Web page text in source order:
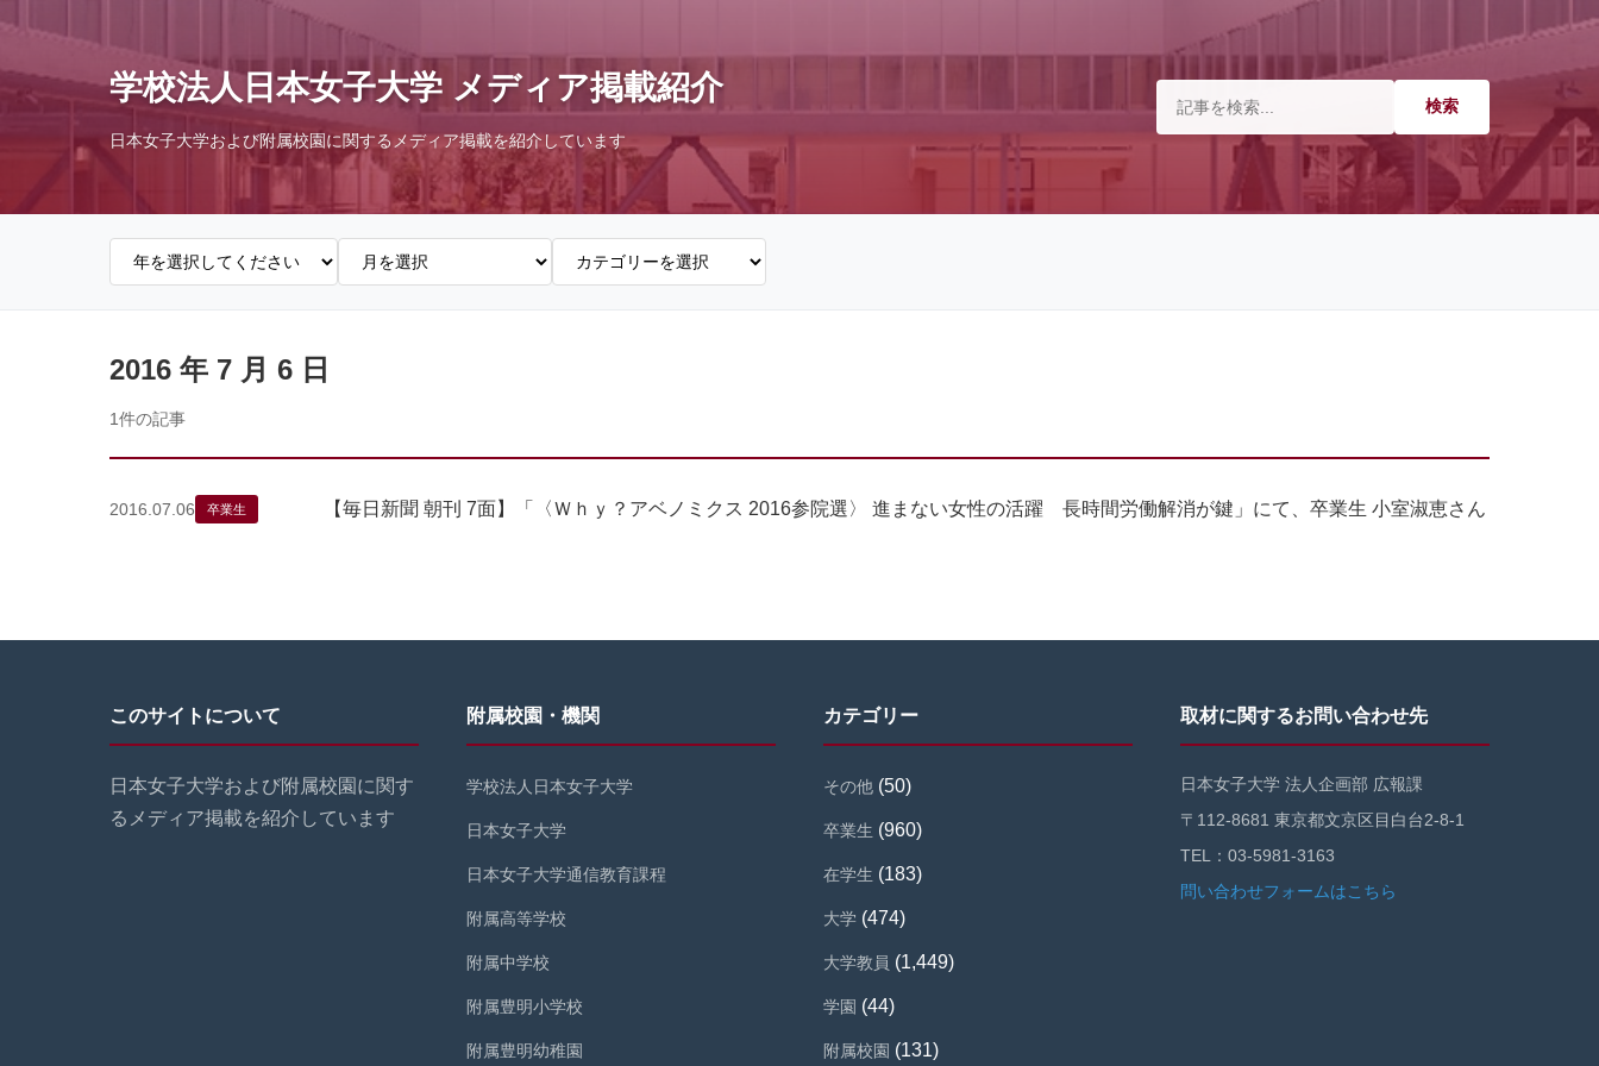
学校法人日本女子大学 メディア掲載紹介
日本女子大学および附属校園に関するメディア掲載を紹介しています
2016 年 7 月 6 日
1件の記事
2016.07.06 卒業生 【毎日新聞 朝刊 7面】「〈Ｗｈｙ？アベノミクス 2016参院選〉 進まない女性の活躍 長時間労働解消が鍵」にて、卒業生 小室淑恵さん
このサイトについて
日本女子大学および附属校園に関す
るメディア掲載を紹介しています
附属校園・機関
学校法人日本女子大学
日本女子大学
日本女子大学通信教育課程
附属高等学校
附属中学校
附属豊明小学校
附属豊明幼稚園
カテゴリー
その他 (50)
卒業生 (960)
在学生 (183)
大学 (474)
大学教員 (1,449)
学園 (44)
附属校園 (131)
取材に関するお問い合わせ先
日本女子大学 法人企画部 広報課
〒112-8681 東京都文京区目白台2-8-1
TEL：03-5981-3163
問い合わせフォームはこちら